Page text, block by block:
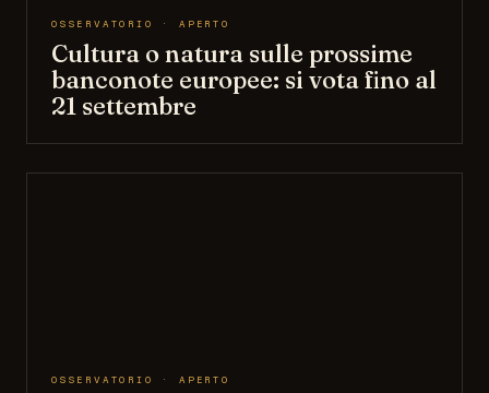
OSSERVATORIO · APERTO
Cultura o natura sulle prossime
banconote europee: si vota fino al
21 settembre
OSSERVATORIO · APERTO